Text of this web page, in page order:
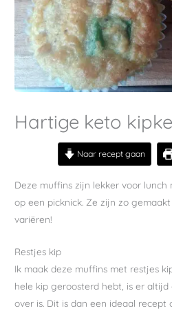
Hartige keto
Naar recept gaan
Deze muffins zijn lekker voor
op een picknick. Ze zijn zo
variëren!
Restjes kip
Ik maak deze muffins met restjes
hele kip geroosterd hebt, is er
over is. Dit is dan een ideaal recept